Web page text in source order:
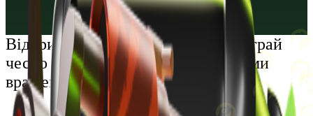
Українська
Відкрий світ преміальних розваг: грай
чесно та насолоджуйся унікальними
враженнями